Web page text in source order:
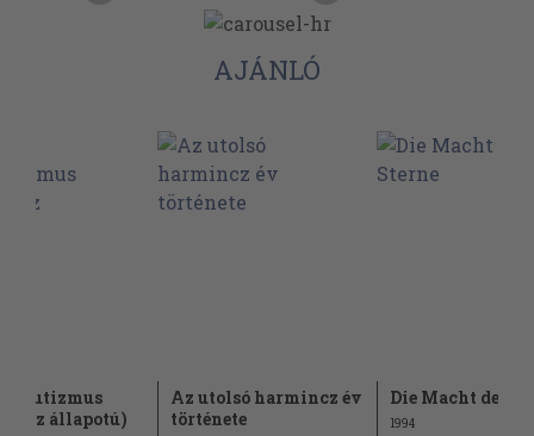
AJÁNLÓ
állapotú)
Az utolsó harmincz év
története
Die Macht der
1994